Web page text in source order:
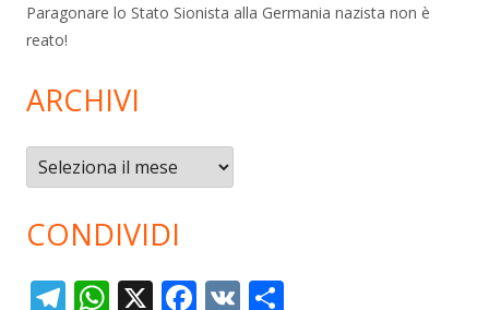
Paragonare lo Stato Sionista alla Germania nazista non è
reato!
ARCHIVI
Archivi
CONDIVIDI
T W X F V